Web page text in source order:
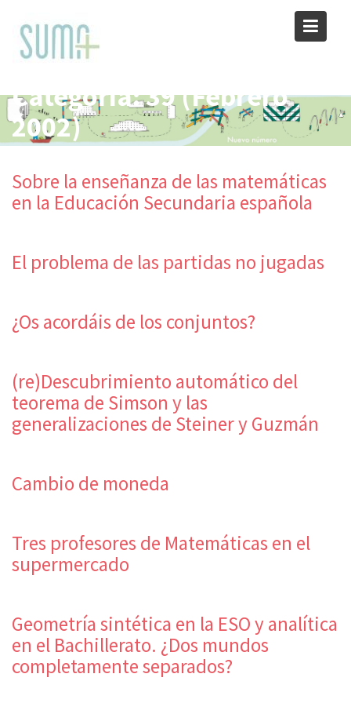
content
Categoría:39 (Febrero
2002)
Sobre la enseñanza de las matemáticas
en la Educación Secundaria española
El problema de las partidas no jugadas
¿Os acordáis de los conjuntos?
(re)Descubrimiento automático del
teorema de Simson y las
generalizaciones de Steiner y Guzmán
Cambio de moneda
Tres profesores de Matemáticas en el
supermercado
Geometría sintética en la ESO y analítica
en el Bachillerato. ¿Dos mundos
completamente separados?